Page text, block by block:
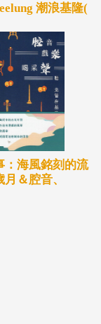
潮浪基隆(
：海風銘刻的流
月＆腔音、